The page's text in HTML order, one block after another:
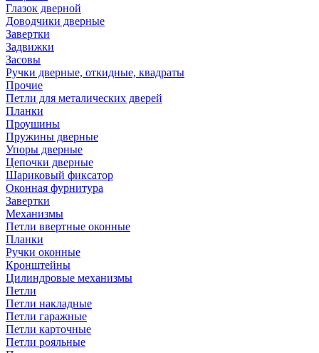
Глазок дверной
Доводчики дверные
Завертки
Задвижки
Засовы
Ручки дверные, откидные, квадраты
Прочие
Петли для металических дверей
Планки
Проушины
Пружины дверные
Упоры дверные
Цепочки дверные
Шариковый фиксатор
Оконная фурнитура
Завертки
Механизмы
Петли ввертные оконные
Планки
Ручки оконные
Кронштейны
Цилиндровые механизмы
Петли
Петли накладные
Петли гаражные
Петли карточные
Петли рояльные